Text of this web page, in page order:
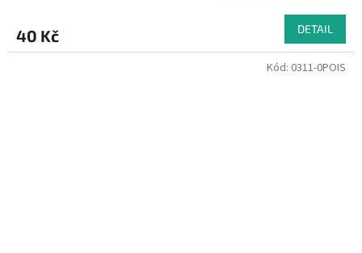
40 Kč DETAIL
Kód: 0311-0POIS